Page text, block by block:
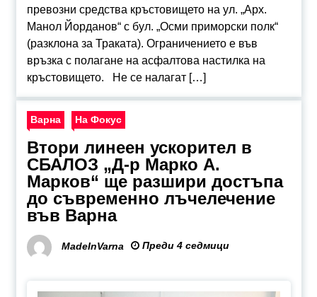
превозни средства кръстовището на ул. „Арх.
Манол Йорданов“ с бул. „Осми приморски полк“
(разклона за Траката). Ограничението е във
връзка с полагане на асфалтова настилка на
кръстовището. Не се налагат […]
Варна На Фокус
Втори линеен ускорител в
СБАЛОЗ „Д-р Марко А.
Марков“ ще разшири достъпа
до съвременно лъчелечение
във Варна
MadeInVarna Преди 4 седмици